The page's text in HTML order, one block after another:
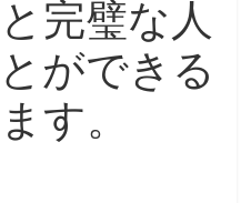
完璧な人
ができる
す。